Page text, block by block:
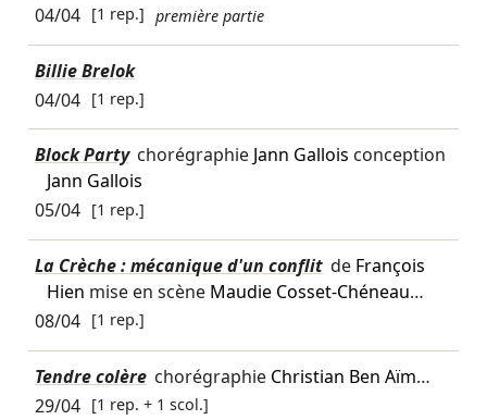
04/04 [1 rep.] première partie
Billie Brelok
04/04 [1 rep.]
Block Party chorégraphie Jann Gallois conception
Jann Gallois
05/04 [1 rep.]
La Crèche : mécanique d'un conflit de François
Hien mise en scène Maudie Cosset-Chéneau…
08/04 [1 rep.]
Tendre colère chorégraphie Christian Ben Aïm…
29/04 [1 rep. + 1 scol.]